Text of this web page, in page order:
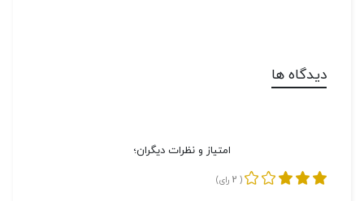
دیدگاه ها
امتیاز و نظرات دیگران؛
(
2 رای)